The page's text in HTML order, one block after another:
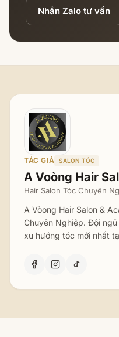
Nhắn Zalo tư vấn
TÁC GIẢ SALON TÓC
A Voòng Hair
Hair Salon Tóc Chuyên
A Vòong Hair Salon &
Chuyên Nghiệp. Đội
xu hướng tóc mới nhất